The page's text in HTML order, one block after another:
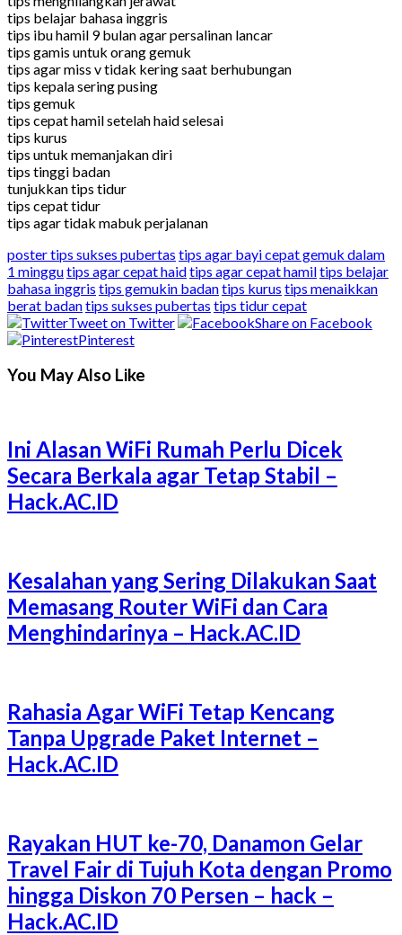
tips belajar bahasa inggris
tips ibu hamil 9 bulan agar persalinan lancar
tips gamis untuk orang gemuk
tips agar miss v tidak kering saat berhubungan
tips kepala sering pusing
tips gemuk
tips cepat hamil setelah haid selesai
tips kurus
tips untuk memanjakan diri
tips tinggi badan
tunjukkan tips tidur
tips cepat tidur
tips agar tidak mabuk perjalanan
poster tips sukses pubertas tips agar bayi cepat gemuk dalam
1 minggutips agar cepat haidtips agar cepat hamiltips belajar
bahasa inggris tips gemukin badantips kurus tips menaikkan
berat badantips sukses pubertas tips tidur cepat
Tweet on Twitter
Share on Facebook
Pinterest
You May Also Like
Ini Alasan WiFi Rumah Perlu Dicek
Secara Berkala agar Tetap Stabil –
Hack.AC.ID
Kesalahan yang Sering Dilakukan Saat
Memasang Router WiFi dan Cara
Menghindarinya – Hack.AC.ID
Rahasia Agar WiFi Tetap Kencang
Tanpa Upgrade Paket Internet –
Hack.AC.ID
Rayakan HUT ke-70, Danamon Gelar
Travel Fair di Tujuh Kota dengan Promo
hingga Diskon 70 Persen – hack –
Hack.AC.ID